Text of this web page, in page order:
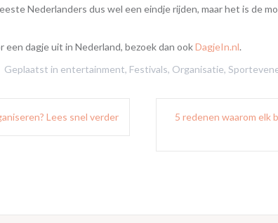
Nederlanders dus wel een eindje rijden, maar het is de
een dagje uit in Nederland, bezoek dan ookDagjeIn.nl.
Geplaatst in entertainment, Festivals, Organisatie,
Lees snel verder
5 redenen waarom elk